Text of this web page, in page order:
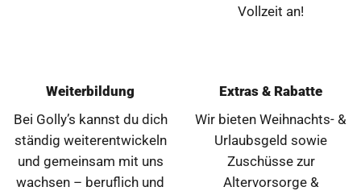
Vollzeit an!
Weiterbildung
Bei Golly’s kannst du dich
ständig weiterentwickeln
und gemeinsam mit uns
wachsen – beruflich und
Extras & Rabatte
Wir bieten Weihnachts- &
Urlaubsgeld sowie
Zuschüsse zur
Altervorsorge &